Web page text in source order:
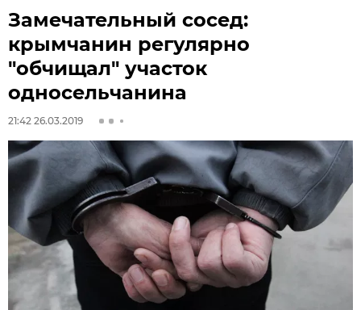
Замечательный сосед:
крымчанин регулярно
"обчищал" участок
односельчанина
21:42 26.03.2019